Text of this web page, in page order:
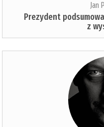
Jan
Prezydent
z